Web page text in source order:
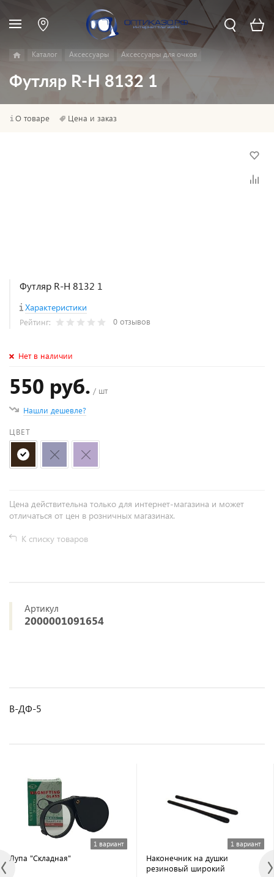
Каталог Аксессуары Аксессуары для очков
Футляр R-H 8132 1
О товаре Цена и заказ
Футляр R-H 8132 1
Характеристики
Рейтинг: 0 отзывов
Нет в наличии
550 руб. / шт
Нашли дешевле?
ЦВЕТ
Цена действительна только для интернет-магазина и может
отличаться от цен в розничных магазинах.
К списку товаров
Артикул
2000001091654
В-ДФ-5
1 вариант
Лупа "Складная"
1 вариант
Наконечник на душки
резиновый широкий